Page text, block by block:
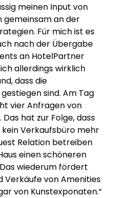
meinen Input von
gemeinsam an der
Für mich ist es
nach der Übergabe
an HotelPartner
allerdings wirklich
dass die
sind. Am Tag
vier Anfragen von
hat zur Folge, dass
Verkaufsbüro mehr
Relation betreiben
einen schöneren
wiederum fördert
Verkäufe von Amenities
von Kunstexponaten.“